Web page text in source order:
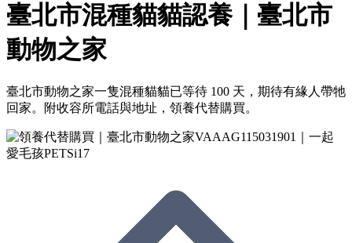
臺北市混種貓貓認養｜臺北市
動物之家
臺北市動物之家一隻混種貓貓已等待 100 天，期待有緣人帶牠
回家。附收容所電話與地址，領養代替購買。